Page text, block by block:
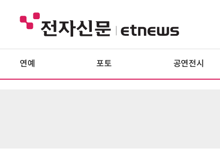
연예 포토 공연전시